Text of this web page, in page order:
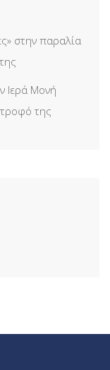
στην παραλία
Ιερά Μονή
της